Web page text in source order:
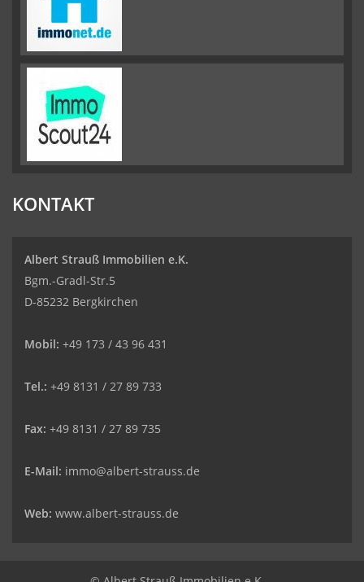
KONTAKT
Albert Strauß Immobilien e.K.
Bgm.-Gradl-Str.5
D-85232 Bergkirchen
Mobil: +49 173 / 43 96 431
Tel.: +49 8131 / 27 89 733
Fax: +49 8131 / 27 89 735
E-Mail: immo@albert-strauss.de
Web: www.albert-strauss.de